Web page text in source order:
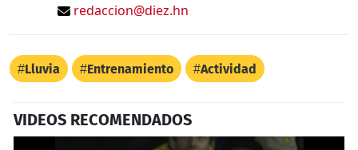
redaccion@diez.hn
Lluvia Entrenamiento Actividad
VIDEOS RECOMENDADOS